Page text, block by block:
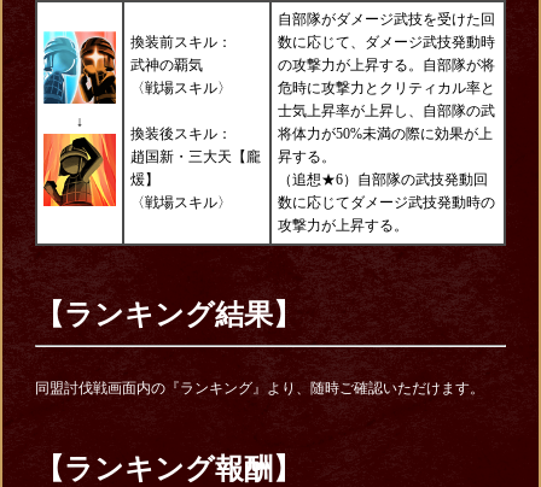
↓
換装前スキル：
武神の覇気
〈戦場スキル〉
換装後スキル：
趙国新・三大天【龐
煖】
〈戦場スキル〉
自部隊がダメージ武技を受けた回
数に応じて、ダメージ武技発動時
の攻撃力が上昇する。自部隊が将
危時に攻撃力とクリティカル率と
士気上昇率が上昇し、自部隊の武
将体力が50%未満の際に効果が上
昇する。
（追想★6）自部隊の武技発動回
数に応じてダメージ武技発動時の
攻撃力が上昇する。
【ランキング結果】
同盟討伐戦画面内の『ランキング』より、随時ご確認いただけます。
【ランキング報酬】